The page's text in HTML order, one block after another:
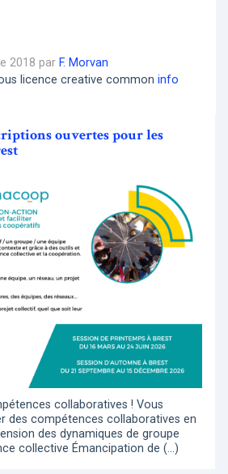
2018 par F. Morvan
licence creative common info
ouvertes pour les
collaboratives ! Vous
des compétences collaboratives en
des dynamiques de groupe
collective Émancipation de (…)